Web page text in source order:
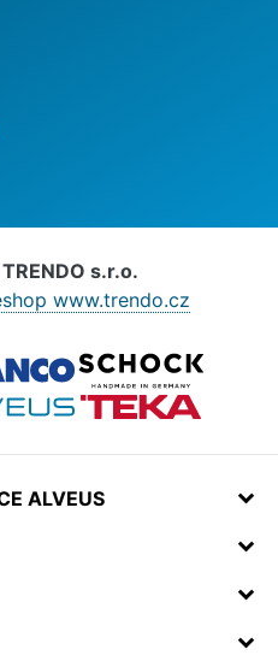
TRENDO s.r.o.
www.trendo.cz
ALVEUS